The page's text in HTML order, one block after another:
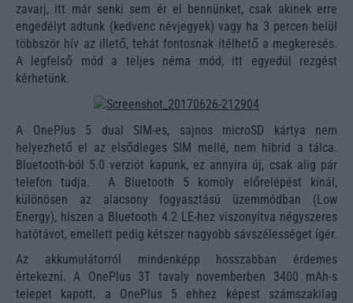
zavarj, itt már senki sem ér el bennünket, csak akinek erre
engedélyt adtunk (kedvenc névjegyek) vagy ha 3 percen belül
többször hív az illető, tehát fontosnak ítélhető a megkeresés.
A legfelső mód a teljes néma mód, itt egyedül rezgést
kérhetünk.
A OnePlus 5 dual SIM-es, sajnos microSD kártya nem
helyezhető el az elsődleges SIM mellé, nem hibrid a tálca.
Bluetooth-ból 5.0 verziót kapunk, ez annyira új, csak alig pár
telefon tudja. A Bluetooth 5 komoly előrelépést kínál,
különösen az alacsony fogyasztású üzemmódban (Low
Energy), hiszen a Bluetooth 4.2 LE-hez viszonyítva négyszeres
hatótávot, emellett pedig kétszer nagyobb sávszélességet ígér.
Az akkumulátorról mindenképp hosszabban érdemes
értekezni. A OnePlus 3T tavaly novemberben 3400 mAh-s
telepet kapott, a OnePlus 5 ehhez képest számszakilag